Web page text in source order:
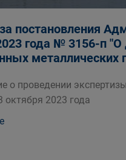
постановления
года № 3156-п
металлических
о проведении
октября 2023 года